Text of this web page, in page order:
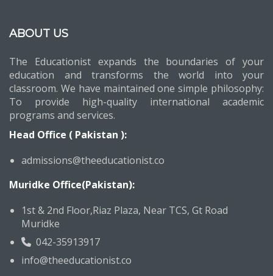
ABOUT US
The Educationist expands the boundaries of your
education and transforms the world into your
classroom. We have maintained one simple philosophy:
To provide high-quality international academic
programs and services.
Head Office ( Pakistan ):
admissions@theeducationist.co
Muridke Office(Pakistan):
1st & 2nd Floor,Riaz Plaza, Near TCS, Gt Road
Muridke
042-35913917
info@theeducationist.co